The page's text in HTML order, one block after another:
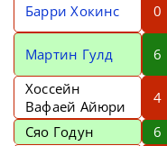
Барри Хокинс 0
Мартин Гулд
6
Хоссейн
Вафаей Айюри
4
Сяо Годун
6